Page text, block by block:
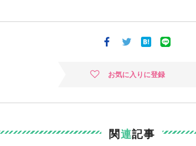
お気に入りに登録
関連記事